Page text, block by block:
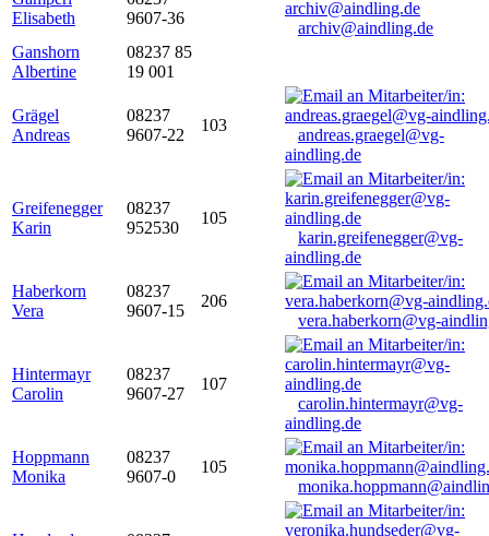
Elisabeth
9607-36
archiv@aindling.de
Ganshorn
Albertine
08237 85
19 001
Grägel
Andreas
08237
9607-22
103
andreas.graegel@vg-
aindling.de
Greifenegger
Karin
08237
952530
105
karin.greifenegger@vg-
aindling.de
Haberkorn
Vera
08237
9607-15
206
vera.haberkorn@vg-
Hintermayr
Carolin
08237
9607-27
107
carolin.hintermayr@vg-
aindling.de
Hoppmann
Monika
08237
9607-0
105